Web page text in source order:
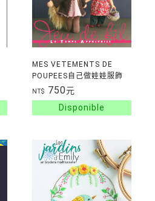
MES VETEMENTS DE
POUPEES自己做娃娃服飾
NT$ 750元